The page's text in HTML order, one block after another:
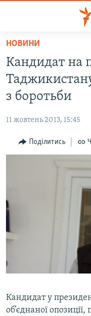
Перейти
основного
матеріалу
Перейти
до
основної
Перейти
до
ВОДА.КРИМ
ВІДЕО ТА ФОТО
БЛОГИ
ПОГЛЯД
ВІДЕОУРОКИ «ELIFBE»
СВІДЧЕННЯ ОКУПАЦІЇ
УКРАЇНСЬКА ПРОБЛЕМА
ЯК ОБІЙТИ
Русский
НОВИНИ
Кандидат на
з боротьби
11 жовтень 2013, 15:45
Поділитись
Кандидат у
об’єднаної